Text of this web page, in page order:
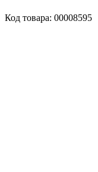
Код товара: 00008595